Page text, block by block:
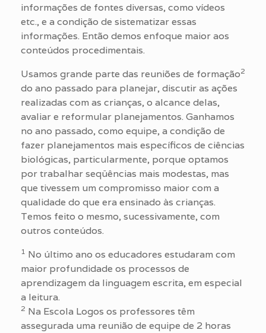
informações de fontes diversas, como vídeos
etc., e a condição de sistematizar essas
informações. Então demos enfoque maior aos
conteúdos procedimentais.
Usamos grande parte das reuniões de formação2
do ano passado para planejar, discutir as ações
realizadas com as crianças, o alcance delas,
avaliar e reformular planejamentos. Ganhamos
no ano passado, como equipe, a condição de
fazer planejamentos mais específicos de ciências
biológicas, particularmente, porque optamos
por trabalhar seqüências mais modestas, mas
que tivessem um compromisso maior com a
qualidade do que era ensinado às crianças.
Temos feito o mesmo, sucessivamente, com
outros conteúdos.
1 No último ano os educadores estudaram com
maior profundidade os processos de
aprendizagem da linguagem escrita, em especial
a leitura.
2 Na Escola Logos os professores têm
assegurada uma reunião de equipe de 2 horas